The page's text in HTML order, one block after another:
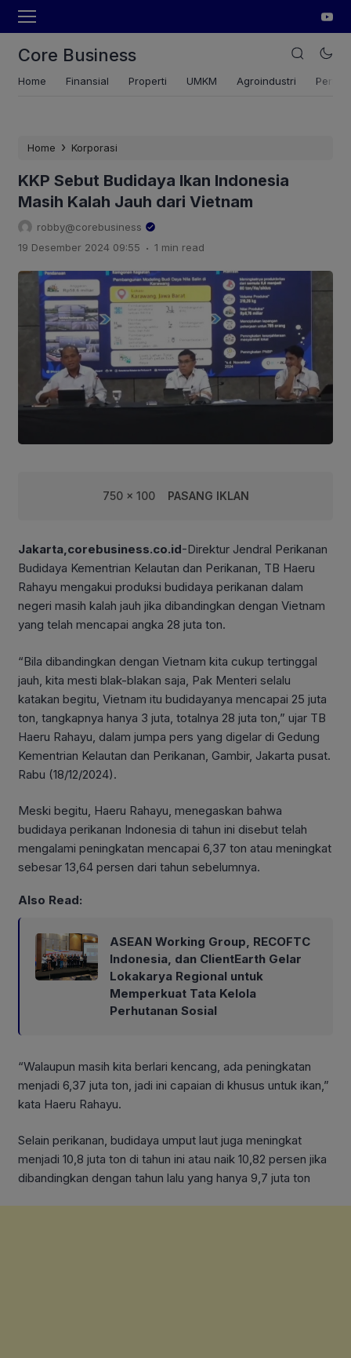
Core Business
Home Finansial Properti UMKM Agroindustri
Home › Korporasi
KKP Sebut Budidaya Ikan Indonesia
Masih Kalah Jauh dari Vietnam
robby@corebusiness
19 Desember 2024 09:55 . 1 min read
750 x 100 PASANG IKLAN
Jakarta,corebusiness.co.id-Direktur Jendral Perikanan
Budidaya Kementrian Kelautan dan Perikanan, TB Haeru
Rahayu mengakui produksi budidaya perikanan dalam
negeri masih kalah jauh jika dibandingkan dengan Vietnam
yang telah mencapai angka 28 juta ton.
“Bila dibandingkan dengan Vietnam kita cukup tertinggal
jauh, kita mesti blak-blakan saja, Pak Menteri selalu
katakan begitu, Vietnam itu budidayanya mencapai 25 juta
ton, tangkapnya hanya 3 juta, totalnya 28 juta ton,” ujar TB
Haeru Rahayu, dalam jumpa pers yang digelar di Gedung
Kementrian Kelautan dan Perikanan, Gambir, Jakarta pusat.
Rabu (18/12/2024).
Meski begitu, Haeru Rahayu, menegaskan bahwa
budidaya perikanan Indonesia di tahun ini disebut telah
mengalami peningkatan mencapai 6,37 ton atau meningkat
sebesar 13,64 persen dari tahun sebelumnya.
Also Read:
ASEAN Working Group, RECOFTC
Indonesia, dan ClientEarth Gelar
Lokakarya Regional untuk
Memperkuat Tata Kelola
Perhutanan Sosial
“Walaupun masih kita berlari kencang, ada peningkatan
menjadi 6,37 juta ton, jadi ini capaian di khusus untuk ikan,”
kata Haeru Rahayu.
Selain perikanan, budidaya umput laut juga meningkat
menjadi 10,8 juta ton di tahun ini atau naik 10,82 persen jika
dibandingkan dengan tahun lalu yang hanya 9,7 juta ton